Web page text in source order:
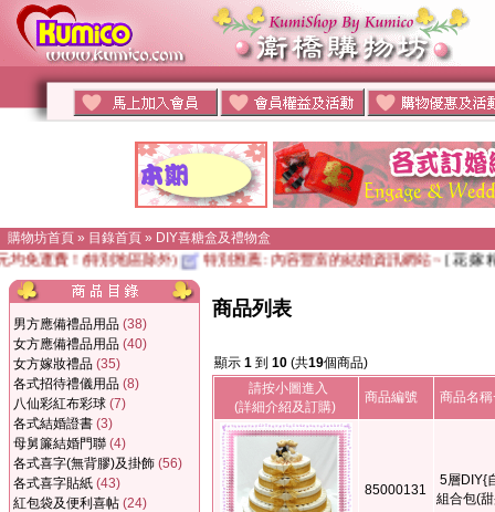
購物坊首頁 » 目錄首頁 » DIY喜糖盒及禮物盒
免運費！(特別地區除外) 特別推薦 : 內容豐富的結婚資訊網站 ~[ 花 嫁 精
男方應備禮品用品 (38)
女方應備禮品用品 (40)
女方嫁妝禮品 (35)
各式招待禮儀用品 (8)
八仙彩紅布彩球 (7)
各式結婚證書 (3)
母舅簾結婚門聯 (4)
各式喜字(無背膠)及掛飾 (56)
各式喜字貼紙 (43)
紅包袋及便利喜帖 (24)
商品列表
顯示 1 到 10 (共19個商品)
請按小圖進入
(詳細介紹及訂購)
商品編號 商品名稱
85000131
5層DIY{
組合包(